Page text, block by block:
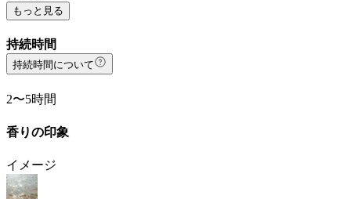
もっと見る
持続時間
持続時間について
2〜5時間
香りの印象
イメージ